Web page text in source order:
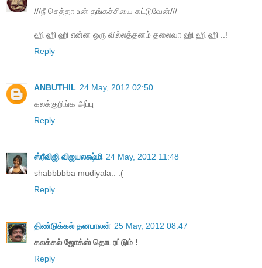
///நீ செத்தா உன் தங்கச்சியை கட்டுவேன்///
ஹி ஹி ஹி என்ன ஒரு வில்லத்தனம் தலைவா ஹி ஹி ஹி ..!
Reply
ANBUTHIL 24 May, 2012 02:50
கலக்குறிங்க அப்பு
Reply
ஸ்ரீவிஜி விஜயலக்ஷ்மி 24 May, 2012 11:48
shabbbbba mudiyala.. :(
Reply
திண்டுக்கல் தனபாலன் 25 May, 2012 08:47
கலக்கல் ஜோக்ஸ் தொடரட்டும் !
Reply